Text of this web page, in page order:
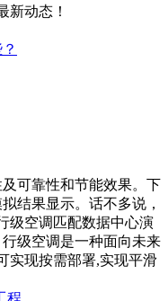
新动态！
可靠性和节能效果。下
结果显示。话不多说，
级空调匹配数据中心演
级空调是一种面向未来
实现按需部署,实现平滑